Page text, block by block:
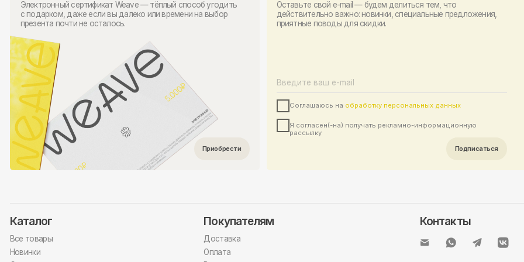
Все товары
Новинки
Скидки
Женщинам
Мужчинам
Сертификаты
Доставка
Концепция
Сотрудничество
Копирование с сайта запрещено.